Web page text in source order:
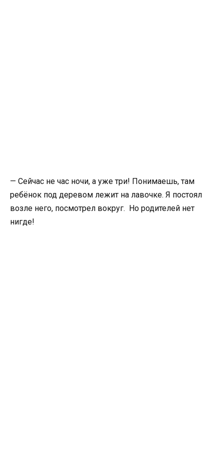
— Сейчас не час ночи, а уже три! Понимаешь, там
ребёнок под деревом лежит на лавочке. Я постоял
возле него, посмотрел вокруг. Но родителей нет
нигде!